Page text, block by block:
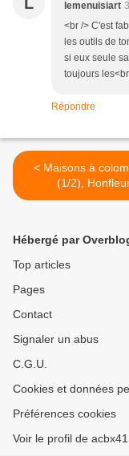
lemenuisiart
<br /> C'est
les outils de
si eux seule
toujours
Répondre
< Maisons à colombage
(1/2),
Hébergé par
Top articles
Pages
Contact
Signaler un abus
C.G.U.
Cookies et données
Préférences cookies
Voir le profil de